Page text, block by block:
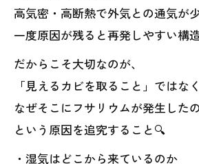
高気密・高断熱で外気との通気が
一度原因が残ると再発しやすい構造
だからこそ大切なのが、
「見えるカビを取ること」ではなく
なぜそこにフサリウムが発生した
という原因を追究すること🔍
・湿気はどこから来ているのか